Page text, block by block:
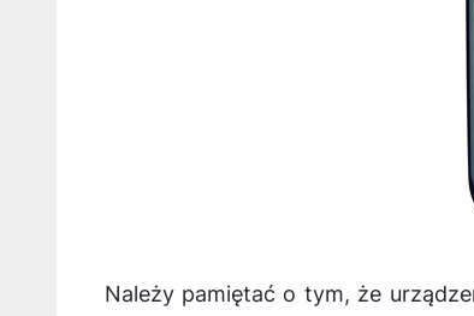
Należy pamiętać o tym, że